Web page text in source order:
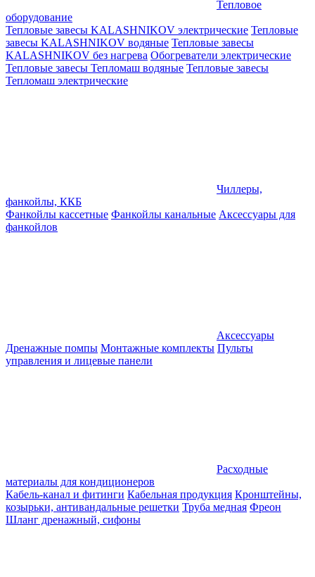
Тепловое
оборудование
Тепловые завесы KALASHNIKOV электрические Тепловые
завесы KALASHNIKOV водяные Тепловые завесы
KALASHNIKOV без нагрева Обогреватели электрические
Тепловые завесы Тепломаш водяные Тепловые завесы
Тепломаш электрические
Чиллеры,
фанкойлы, ККБ
Фанкойлы кассетные Фанкойлы канальные Аксессуары для
фанкойлов
Аксессуары
Дренажные помпы Монтажные комплекты Пульты
управления и лицевые панели
Расходные
материалы для кондиционеров
Кабель-канал и фитинги Кабельная продукция Кронштейны,
козырьки, антивандальные решетки Труба медная Фреон
Шланг дренажный, сифоны